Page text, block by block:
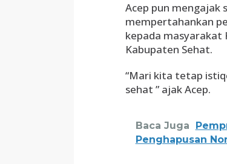
Acep pun mengajak
mempertahankan
kepada masyarakat
Kabupaten Sehat.
“Mari kita tetap
sehat ” ajak Acep.
Baca Juga
Penghapusan